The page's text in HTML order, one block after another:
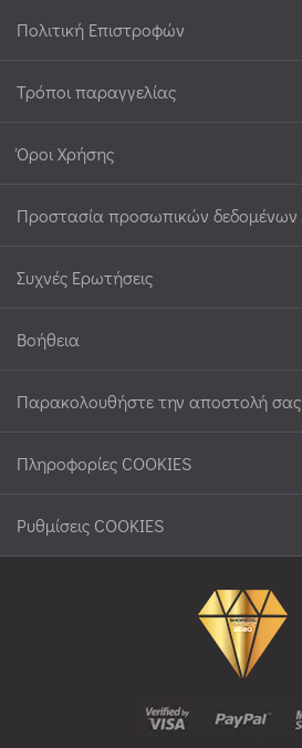
Πολιτική Επιστροφών
Τρόποι παραγγελίας
Όροι Χρήσης
Προστασία προσωπικών δεδομένων
Συχνές Ερωτήσεις
Βοήθεια
Παρακολουθήστε την αποστολή σας
Πληροφορίες COOKIES
Ρυθμίσεις COOKIES